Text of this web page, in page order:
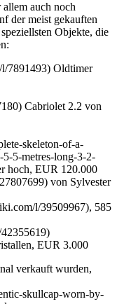
auch noch
der meist gekauften
Objekte, die
7891493) Oldtimer
Cabriolet 2.2 von
skeleton-of-a-
5-metres-long-3-2-
hoch, EUR 120.000
von Sylvester
l/39509967), 585
EUR 3.000
verkauft wurden,
skullcap-worn-by-